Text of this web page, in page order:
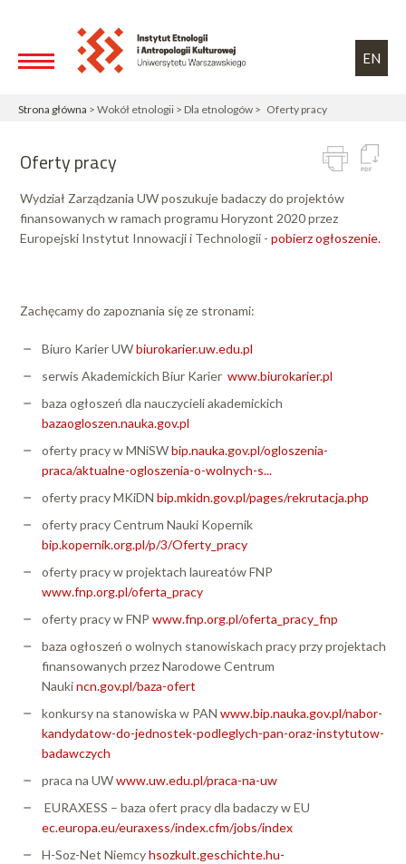
EN
Strona główna > Wokół etnologii > Dla etnologów > Oferty pracy
Oferty pracy
Wydział Zarządzania UW poszukuje badaczy do projektów
finansowanych w ramach programu Horyzont 2020 przez
Europejski Instytut Innowacji i Technologii - pobierz ogłoszenie.
Zachęcamy do zapoznania się ze stronami:
Biuro Karier UWbiurokarier.uw.edu.pl
serwis Akademickich Biur Karier www.biurokarier.pl
baza ogłoszeń dla nauczycieli akademickich
bazaogloszen.nauka.gov.pl
oferty pracy w MNiSWbip.nauka.gov.pl/ogloszenia-
praca/aktualne-ogloszenia-o-wolnych-s...
oferty pracy MKiDN bip.mkidn.gov.pl/pages/rekrutacja.php
oferty pracy Centrum Nauki Kopernik
bip.kopernik.org.pl/p/3/Oferty_pracy
oferty pracy w projektach laureatów FNP
www.fnp.org.pl/oferta_pracy
oferty pracy w FNP www.fnp.org.pl/oferta_pracy_fnp
baza ogłoszeń o wolnych stanowiskach pracy przy projektach
finansowanych przez Narodowe Centrum
Naukincn.gov.pl/baza-ofert
konkursy na stanowiska w PAN www.bip.nauka.gov.pl/nabor-
kandydatow-do-jednostek-podleglych-pan-oraz-instytutow-
badawczych
praca na UWwww.uw.edu.pl/praca-na-uw
EURAXESS – baza ofert pracy dla badaczy w EU
ec.europa.eu/euraxess/index.cfm/jobs/index
H-Soz-Net Niemcyhsozkult.geschichte.hu-